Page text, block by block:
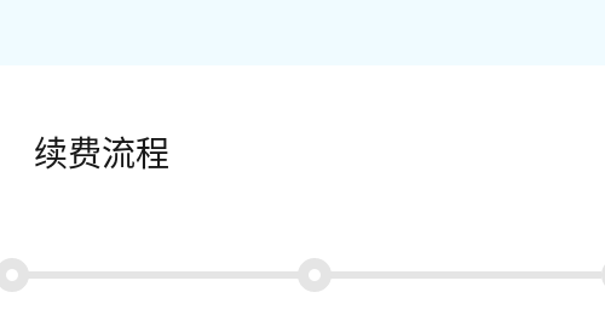
续费流程